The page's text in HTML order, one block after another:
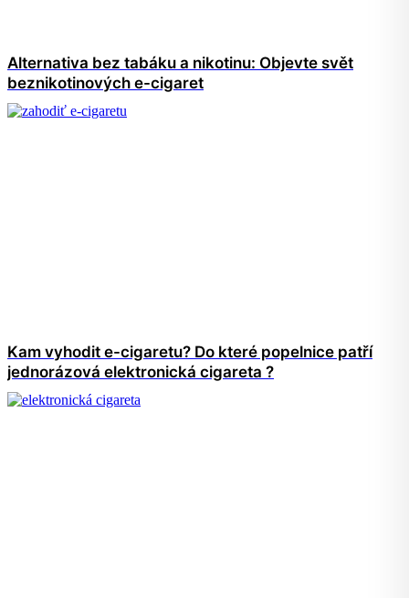
Alternativa bez tabáku a nikotinu: Objevte svět
beznikotinových e-cigaret
Kam vyhodit e-cigaretu? Do které popelnice patří
jednorázová elektronická cigareta ?